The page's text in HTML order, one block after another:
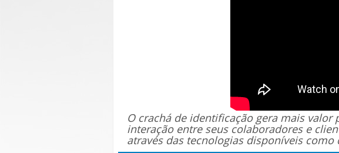
O crachá de identificação gera mais
interação entre seus colaboradores e
através das tecnologias disponíveis como